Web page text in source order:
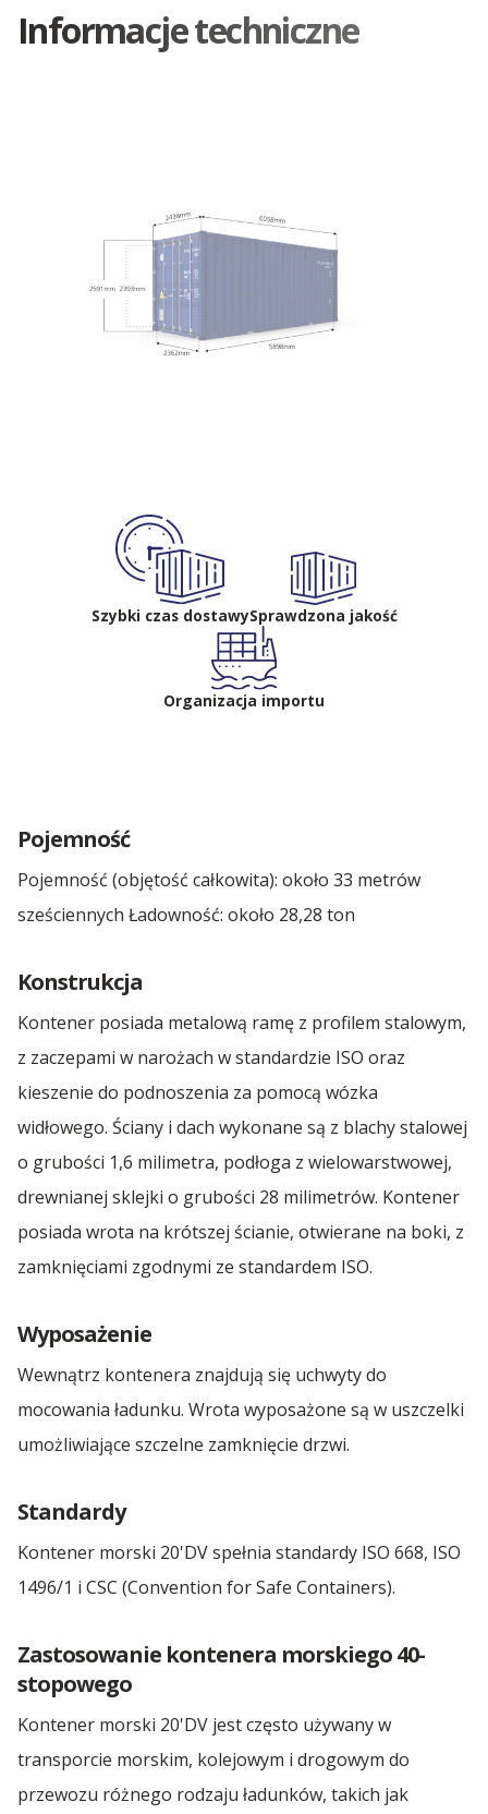
Informacje techniczne
Szybki czas dostawySprawdzona jakość
Organizacja importu
Pojemność
Pojemność (objętość całkowita): około 33 metrów
sześciennych Ładowność: około 28,28 ton
Konstrukcja
Kontener posiada metalową ramę z profilem stalowym,
z zaczepami w narożach w standardzie ISO oraz
kieszenie do podnoszenia za pomocą wózka
widłowego. Ściany i dach wykonane są z blachy stalowej
o grubości 1,6 milimetra, podłoga z wielowarstwowej,
drewnianej sklejki o grubości 28 milimetrów. Kontener
posiada wrota na krótszej ścianie, otwierane na boki, z
zamknięciami zgodnymi ze standardem ISO.
Wyposażenie
Wewnątrz kontenera znajdują się uchwyty do
mocowania ładunku. Wrota wyposażone są w uszczelki
umożliwiające szczelne zamknięcie drzwi.
Standardy
Kontener morski 20'DV spełnia standardy ISO 668, ISO
1496/1 i CSC (Convention for Safe Containers).
Zastosowanie kontenera morskiego 40-
stopowego
Kontener morski 20'DV jest często używany w
transporcie morskim, kolejowym i drogowym do
przewozu różnego rodzaju ładunków, takich jak